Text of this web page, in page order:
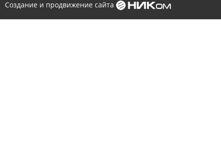
Создание и продвижение сайта